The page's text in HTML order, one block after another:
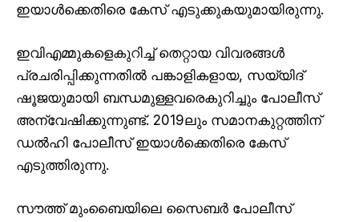
ഇയാള്‍ക്കെതിരെ കേസ് എടുക്കുകയുമായിരുന്നു.
ഇവിഎമ്മുകളെകുറിച്ച് തെറ്റായ വിവരങ്ങള്‍
പ്രചരിപ്പിക്കുന്നതില്‍ പങ്കാളികളായ, സയ്യിദ്
ഷൂജയുമായി ബന്ധമുള്ളവരെകുറിച്ചും പോലീസ്
അന്വേഷിക്കുന്നുണ്ട്. 2019ലും സമാനകുറ്റത്തിന്
ഡല്‍ഹി പോലീസ് ഇയാള്‍ക്കെതിരെ കേസ്
എടുത്തിരുന്നു.
സൗത്ത് മുംബൈയിലെ സൈബര്‍ പോലീസ്